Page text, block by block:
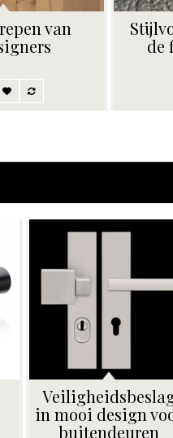
van
de
in mooi design
buitendeuren